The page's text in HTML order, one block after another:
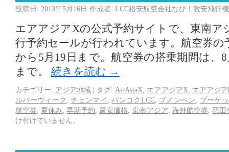
投稿日: 2013年5月16日 作成者: LCC格安航空会社なび！激安飛行
エアアジアXの公式予約サイトで、東南ア
行予約セールが行われています。航空券の
から5月19日まで。航空券の搭乗期間は、
まで。 続きを読む →
カテゴリー: アジア地域 | タグ: AirAsiaX エアアジアX
エアアジ
ルバーウィーク
チェンマイ バンコクLCC, プノンペン
プーケ
航空券
夏休み ,早期予約 ,最安価格 ,東南アジア 海外航空券 羽田
け付けていません。